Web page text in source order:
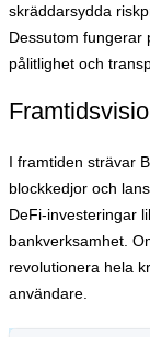
skräddarsydda
Dessutom fungerar
pålitlighet och
I framtiden strävar
blockkedjor och
DeFi-investeringar
bankverksamhet.
revolutionera hela
användare.